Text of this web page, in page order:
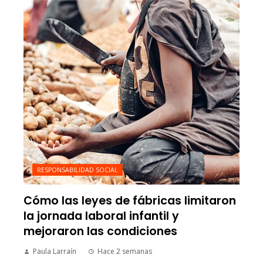
RESPONSABILIDAD SOCIAL
Cómo las leyes de fábricas limitaron
la jornada laboral infantil y
mejoraron las condiciones
Paula Larraín Hace 2 semanas